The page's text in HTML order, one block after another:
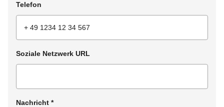
Telefon
Soziale Netzwerk URL
Nachricht *